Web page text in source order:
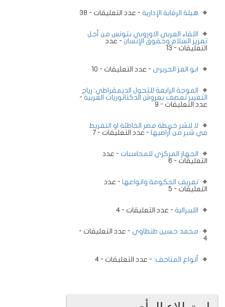
هيئة الرقابة الإدارية - عدد التعليقات - 38
اللقاء العربي الاوروبي بتونس من أجل
تعزيز السلام وحقوق الإنسان - عدد
التعليقات - 13
ابو العز الحريرى - عدد التعليقات - 10
الموجة الرابعة للتحول الديمقراطي: رياح
التغيير تعصف بعروش الدكتاتوريات العربية -
عدد التعليقات - 9
لا لنشر خريطة مصر الخاطئة او التفريط
في شبر من أراضيها - عدد التعليقات - 7
الجهاز المركزي للمحاسبات - عدد
التعليقات - 6
تعريف الحكومة وانواعها - عدد
التعليقات - 5
الليبرالية - عدد التعليقات - 4
محمد حسين طنطاوي - عدد التعليقات -
4
أنواع المتاحف: - عدد التعليقات - 4